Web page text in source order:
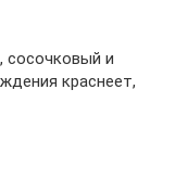
сосочковый и
краснеет,